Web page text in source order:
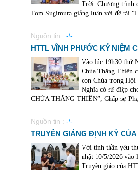
Trời. Chương trình
Tom Sugimura giảng luận với đề tài
Nguồn tin : -/-
HTTL VĨNH PHƯỚC KỶ NIỆM
Vào lúc 19h30 thứ
Chúa Thăng Thiên
con Chúa trong Hội
Nghĩa có sứ điệp
CHÚA THĂNG THIÊN”, Chấp sự
Nguồn tin : -/-
TRUYỀN GIẢNG ĐỊNH KỲ
Với tinh thần yêu
nhật 10/5/2026 vào
Truyền giáo của